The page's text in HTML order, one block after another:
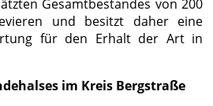
Gesamtbestandes von 200
und besitzt daher eine
für den Erhalt der Art in
im Kreis Bergstraße